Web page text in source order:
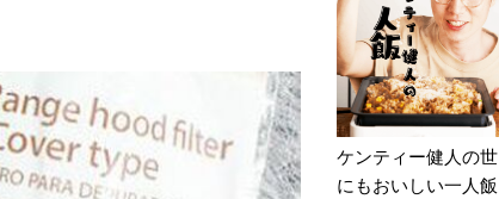
ケンティー健人の世
にもおいしい一人飯